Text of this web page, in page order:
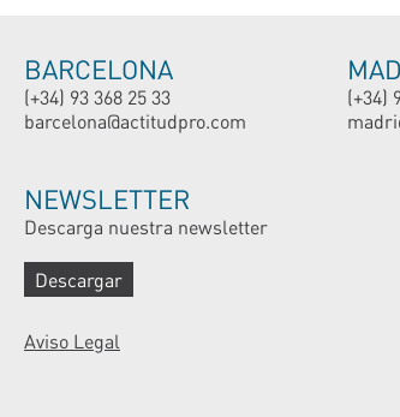
BARCELONA
(+34) 93 368 25 33
barcelona@actitudpro.com
(+34)
NEWSLETTER
Descarga nuestra newsletter
Descargar
Aviso Legal